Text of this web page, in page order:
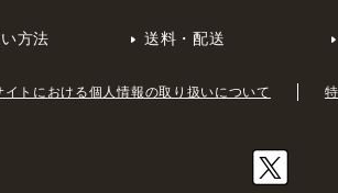
方法 送料・配送
イトにおける個人情報の取り扱いについて